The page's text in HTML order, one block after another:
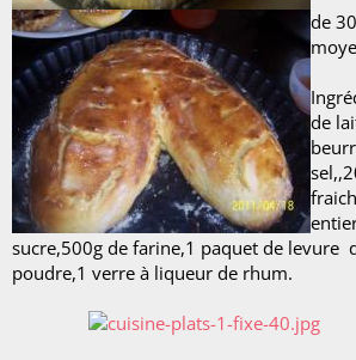
de
de
sucre,500g de farine,1 paquet de levure
poudre,1 verre à liqueur de rhum.